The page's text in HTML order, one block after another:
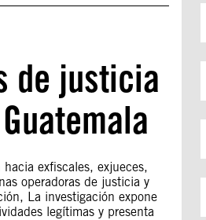
de justicia
exfiscales, exjueces,
operadoras de justicia y
La investigación expone
legítimas y presenta